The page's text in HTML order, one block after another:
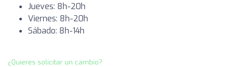
Jueves: 8h-20h
Viernes: 8h-20h
Sábado: 8h-14h
¿Quieres solicitar un cambio?